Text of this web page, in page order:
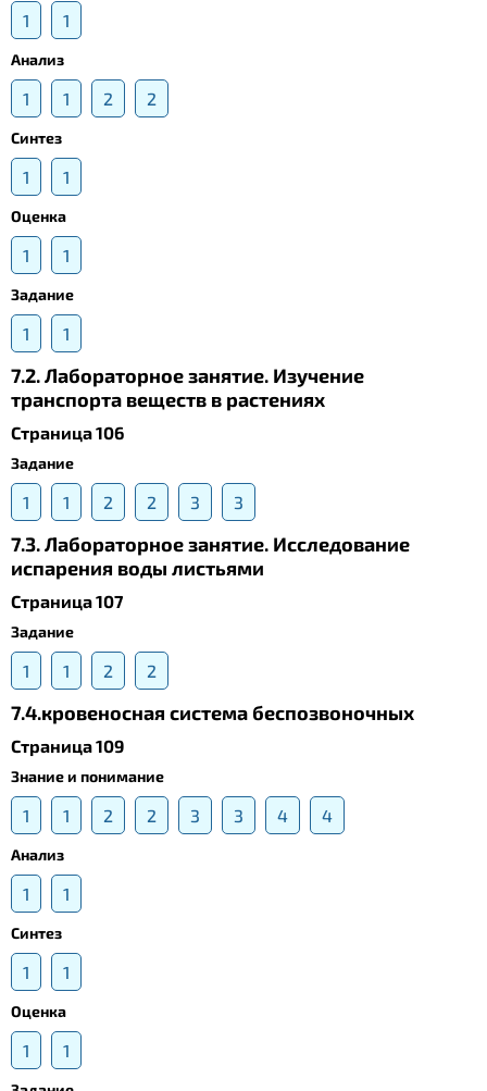
1 1
Анализ
1 1 2 2
Синтез
1 1
Оценка
1 1
Задание
1 1
7.2. Лабораторное занятие. Изучение
транспорта веществ в растениях
Страница 106
Задание
1 1 2 2 3 3
7.3. Лабораторное занятие. Исследование
испарения воды листьями
Страница 107
Задание
1 1 2 2
7.4.кровеносная система беспозвоночных
Страница 109
Знание и понимание
1 1 2 2 3 3 4 4
Анализ
1 1
Синтез
1 1
Оценка
1 1